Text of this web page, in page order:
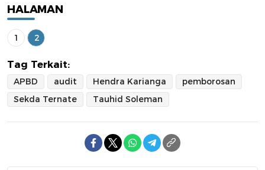
HALAMAN
1 2
Tag Terkait:
APBD audit Hendra Karianga
pemborosan
Sekda Ternate
Tauhid Soleman